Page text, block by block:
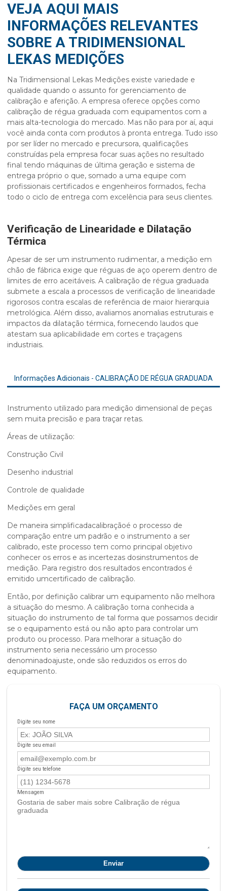
VEJA AQUI MAIS
INFORMAÇÕES RELEVANTES
SOBRE A TRIDIMENSIONAL
LEKAS MEDIÇÕES
Na Tridimensional Lekas Medições existe variedade e
qualidade quando o assunto for gerenciamento de
calibração e aferição. A empresa oferece opções como
calibração de régua graduada com equipamentos com a
mais alta-tecnologia do mercado. Mas não para por aí, aqui
você ainda conta com produtos à pronta entrega. Tudo isso
por ser líder no mercado e precursora, qualificações
construídas pela empresa focar suas ações no resultado
final tendo máquinas de última geração e sistema de
entrega próprio o que, somado a uma equipe com
profissionais certificados e engenheiros formados, fecha
todo o ciclo de entrega com excelência para seus clientes.
Verificação de Linearidade e Dilatação
Térmica
Apesar de ser um instrumento rudimentar, a medição em
chão de fábrica exige que réguas de aço operem dentro de
limites de erro aceitáveis. A calibração de régua graduada
submete a escala a processos de verificação de linearidade
rigorosos contra escalas de referência de maior hierarquia
metrológica. Além disso, avaliamos anomalias estruturais e
impactos da dilatação térmica, fornecendo laudos que
atestam sua aplicabilidade em cortes e traçagens
industriais.
Informações Adicionais - CALIBRAÇÃO DE RÉGUA GRADUADA
Instrumento utilizado para medição dimensional de peças
sem muita precisão e para traçar retas.
Áreas de utilização:
Construção Civil
Desenho industrial
Controle de qualidade
Medições em geral
De maneira simplificadacalibraçãoé o processo de
comparação entre um padrão e o instrumento a ser
calibrado, este processo tem como principal objetivo
conhecer os erros e as incertezas dosinstrumentos de
medição. Para registro dos resultados encontrados é
emitido umcertificado de calibração.
Então, por definição calibrar um equipamento não melhora
a situação do mesmo. A calibração torna conhecida a
situação do instrumento de tal forma que possamos decidir
se o equipamento está ou não apto para controlar um
produto ou processo. Para melhorar a situação do
instrumento seria necessário um processo
denominadoajuste, onde são reduzidos os erros do
equipamento.
FAÇA UM ORÇAMENTO
Digite seu nome
Digite seu email
Digite seu telefone
Mensagem